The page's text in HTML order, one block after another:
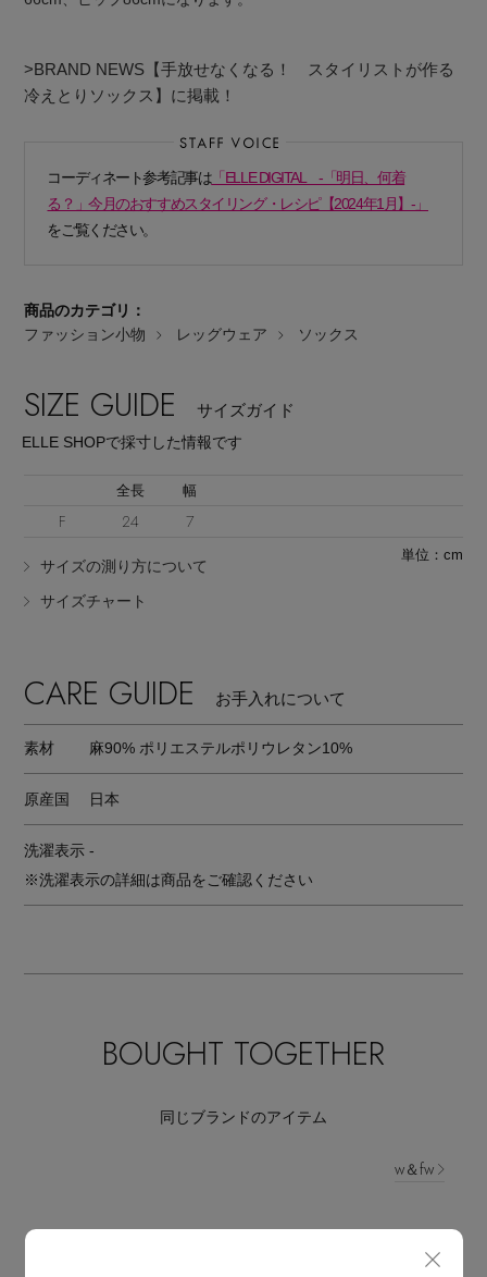
Stay inthe Loop
>BRAND NEWS【手放せなくなる！ スタイリストが作る
冷えとりソックス】に掲載！
コーディネート参考記事は「ELLE DIGITAL -「明日、何着
る？」今月のおすすめスタイリング・レシピ【2024年1月】-」
をご覧ください。
商品のカテゴリ：
ファッション小物
レッグウェア ソックス
SIZE GUIDE サイズガイド
ELLE SHOPで採寸した情報です
全長 幅
F 24 7
サイズの測り方について
サイズチャート
単位：cm
CARE GUIDE お手入れについて
素材 麻90% ポリエステルポリウレタン10%
原産国 日本
洗濯表示 -
※洗濯表示の詳細は商品をご確認ください
BOUGHT TOGETHER
同じブランドのアイテム
w＆fw